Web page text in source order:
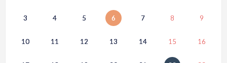
3 4 5 6 7 8 9
10 11 12 13 14 15 16